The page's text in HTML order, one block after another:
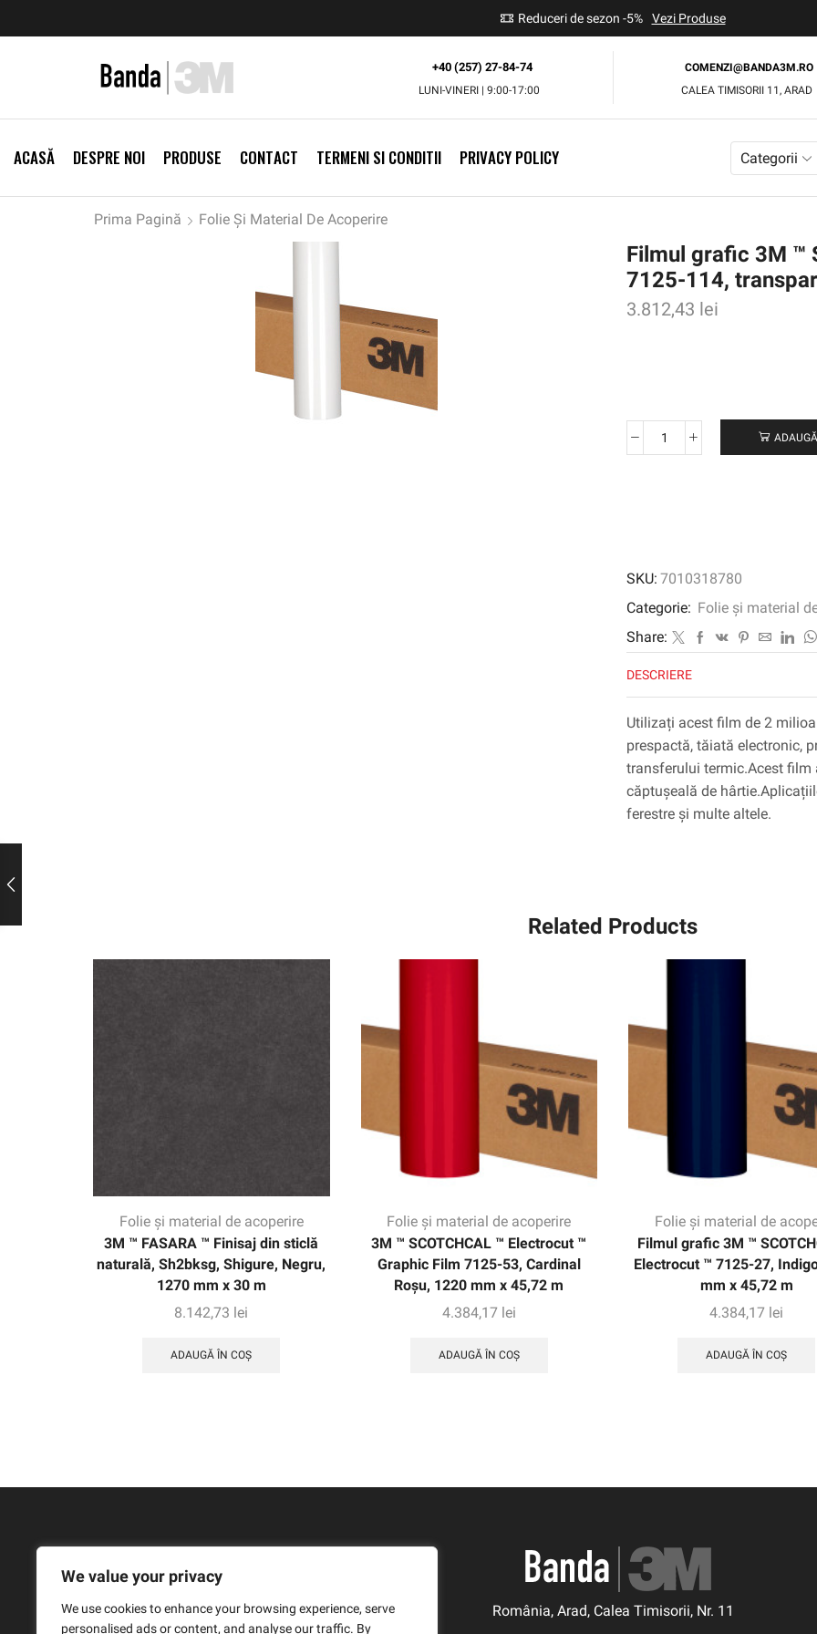
We value your privacy
We use cookies to enhance your browsing experience, serve
personalised ads or content, and analyse our traffic. By
Reduceri de sezon -5% Vezi Produse
+40 (257) 27-84-74
LUNI-VINERI | 9:00-17:00
COMENZI@BANDA3M.RO
CALEA TIMISORII 11, ARAD
ACASĂ DESPRE NOI PRODUSE CONTACT TERMENI SI CONDITII PRIVACY POLICY Categorii
Prima Pagină Folie Și Material De Acoperire
Filmul grafic 3M ™
7125-114,
3.812,43 lei
Cantitate
Electrocut
™
114,
transparent,
x
45,72
m
SKU: 7010318780
Categorie: Folie și material
Share:
DESCRIERE
Utilizați acest film de 2
prespactă, tăiată electronic,
transferului termic.Acest film
căptușeală de
ferestre și multe altele.
Related Products
Folie și material de acoperire
3M ™ FASARA ™ Finisaj din sticlă
naturală, Sh2bksg, Shigure, Negru,
1270 mm x 30 m
8.142,73 lei
ADAUGĂ ÎN COȘ
Folie și material de acoperire
3M ™ SCOTCHCAL ™ Electrocut ™
Graphic Film 7125-53, Cardinal
Roșu, 1220 mm x 45,72 m
4.384,17 lei
ADAUGĂ ÎN COȘ
Folie și material de
Filmul grafic 3M ™
Electrocut ™ 7125-27,
mm x 45,72 m
4.384,17 lei
ADAUGĂ ÎN COȘ
România, Arad, Calea Timisorii, Nr. 11